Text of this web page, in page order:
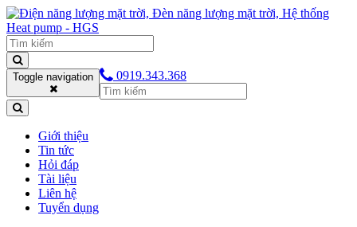
Toggle navigation 0919.343.368
Giới thiệu
Tin tức
Hỏi đáp
Tài liệu
Liên hệ
Tuyển dụng